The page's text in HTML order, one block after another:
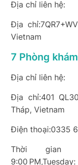
Địa chỉ liên hệ:
Địa
Vietnam
7 Phòng
Địa chỉ liên hệ:
Địa chỉ:401
Tháp, Vietnam
Điện thoại:0335
Thời gian
9:00